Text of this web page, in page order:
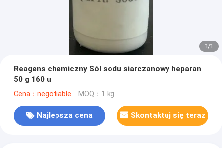
1/1
Reagens chemiczny Sól sodu siarczanowy heparan
50 g 160 u
Cena：negotiable MOQ：1 kg
Najlepsza cena Skontaktuj się teraz